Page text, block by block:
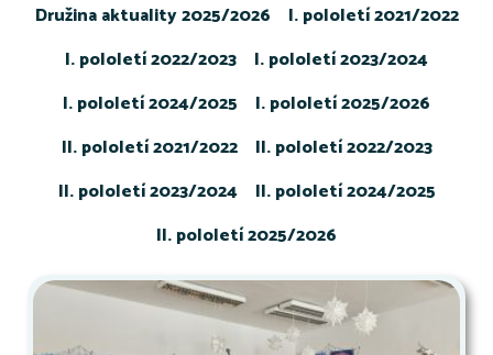
Družina aktuality 2025/2026
I. pololetí 2021/2022
I. pololetí 2022/2023
I. pololetí 2023/2024
I. pololetí 2024/2025
I. pololetí 2025/2026
II. pololetí 2021/2022
II. pololetí 2022/2023
II. pololetí 2023/2024
II. pololetí 2024/2025
II. pololetí 2025/2026